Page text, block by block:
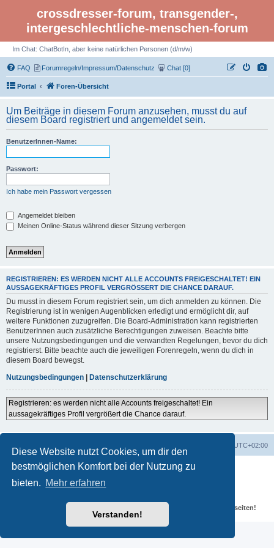
Diese Website nutzt Cookies, um dir den
bestmöglichen Komfort bei der Nutzung zu
bieten. Mehr erfahren
Verstanden!
crossdresser-forum, transgender-,
intergeschlechtliche-menschen-forum
Im Chat: ChatBotIn, aber keine natürlichen Personen (d/m/w)
FAQ Forumregeln/Impressum/Datenschutz Chat [0]
Portal Foren-Übersicht
Um Beiträge in diesem Forum anzusehen, musst du auf
diesem Board registriert und angemeldet sein.
BenutzerInnen-Name:
Passwort:
Ich habe mein Passwort vergessen
Angemeldet bleiben
Meinen Online-Status während dieser Sitzung verbergen
REGISTRIEREN: ES WERDEN NICHT ALLE ACCOUNTS FREIGESCHALTET! EIN
AUSSAGEKRÄFTIGES PROFIL VERGRÖSSERT DIE CHANCE DARAUF.
Du musst in diesem Forum registriert sein, um dich anmelden zu können. Die
Registrierung ist in wenigen Augenblicken erledigt und ermöglicht dir, auf
weitere Funktionen zuzugreifen. Die Board-Administration kann registrierten
BenutzerInnen auch zusätzliche Berechtigungen zuweisen. Beachte bitte
unsere Nutzungsbedingungen und die verwandten Regelungen, bevor du dich
registrierst. Bitte beachte auch die jeweiligen Forenregeln, wenn du dich in
diesem Board bewegst.
Nutzungsbedingungen
Datenschutzerklärung
Registrieren: es werden nicht alle Accounts freigeschaltet! Ein
aussagekräftiges Profil vergrößert die Chance darauf.
UTC+02:00
Powered byphpBB ® Forum Software © phpBB Limited
Deutsche Übersetzung durch
Datenschutz
Datenschutzbestimmungen und weiteren Regeln der externen Webseiten!